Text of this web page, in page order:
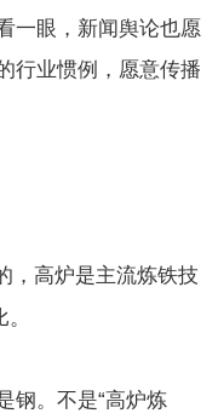
一眼，新闻舆论也愿
行业惯例，愿意传播
，高炉是主流炼铁技
钢。不是“高炉炼